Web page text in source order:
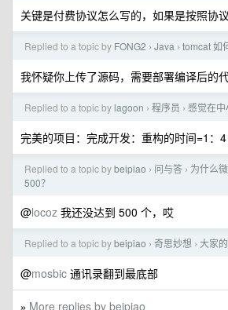
关键是付费协议怎么写的，如果是按照协
Replied to a topic by FONG2 › Java › tomcat 如
我怀疑你上传了源码，需要部署编译后的
Replied to a topic by lagoon › 程序员 › 感觉在
完美的项目：完成开发：重构的时间=1：4
Replied to a topic bybeipiao › 问与答 › 为什么
500？
@locoz 我还没达到 500 个，哎
Replied to a topic bybeipiao › 奇思妙想 › 大家
@mosbic 通讯录翻到最底部
» More replies by beipiao